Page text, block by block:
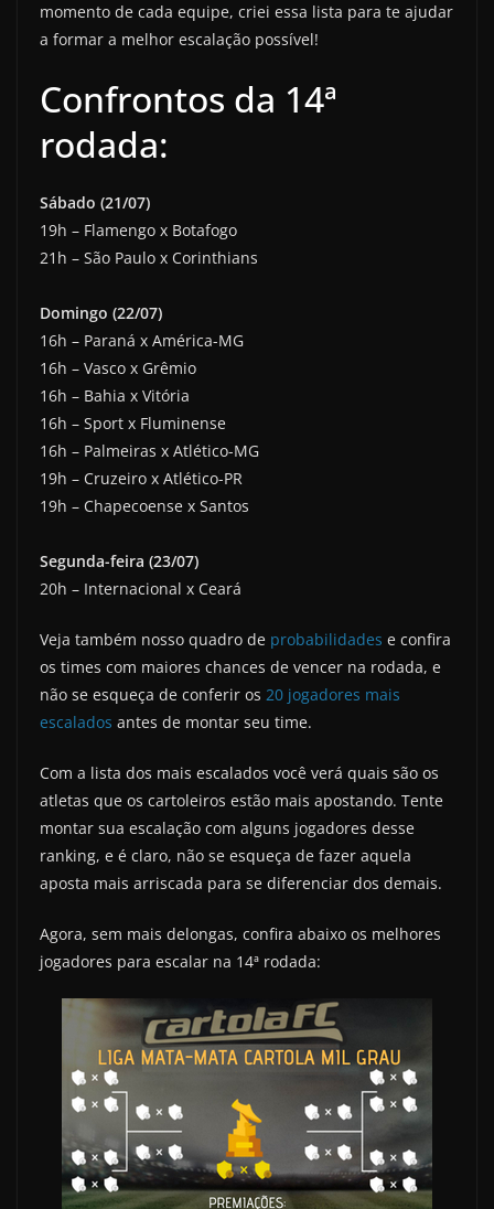
momento de cada equipe, criei essa lista para te ajudar
a formar a melhor escalação possível!
Confrontos da 14ª
rodada:
Sábado (21/07)
19h – Flamengo x Botafogo
21h – São Paulo x Corinthians
Domingo (22/07)
16h – Paraná x América-MG
16h – Vasco x Grêmio
16h – Bahia x Vitória
16h – Sport x Fluminense
16h – Palmeiras x Atlético-MG
19h – Cruzeiro x Atlético-PR
19h – Chapecoense x Santos
Segunda-feira (23/07)
20h – Internacional x Ceará
Veja também nosso quadro de probabilidades e confira
os times com maiores chances de vencer na rodada, e
não se esqueça de conferir os 20 jogadores mais
escalados antes de montar seu time.
Com a lista dos mais escalados você verá quais são os
atletas que os cartoleiros estão mais apostando. Tente
montar sua escalação com alguns jogadores desse
ranking, e é claro, não se esqueça de fazer aquela
aposta mais arriscada para se diferenciar dos demais.
Agora, sem mais delongas, confira abaixo os melhores
jogadores para escalar na 14ª rodada: